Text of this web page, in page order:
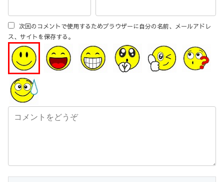
次回のコメントで使用するためブラウザーに自分の名前、メールアドレ
ス、サイトを保存する。